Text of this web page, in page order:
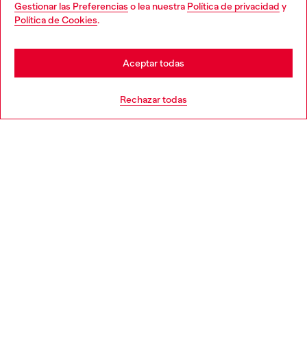
Gestionar las Preferencias o lea nuestra Política de privacidad y
Política de Cookies.
Rechazar todas
Aceptar todas
You are currently browsing España website, but it seems you
may be based in United States